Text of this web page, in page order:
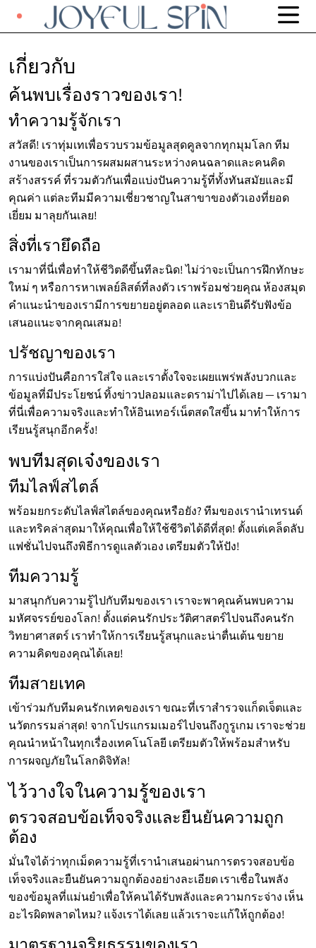
เกี่ยวกับ
ค้นพบเรื่องราวของเรา!
ทำความรู้จักเรา
สวัสดี! เราทุ่มเทเพื่อรวบรวมข้อมูลสุดคูลจากทุกมุมโลก ทีม
งานของเราเป็นการผสมผสานระหว่างคนฉลาดและคนคิด
สร้างสรรค์ ที่รวมตัวกันเพื่อแบ่งปันความรู้ที่ทั้งทันสมัยและมี
คุณค่า แต่ละทีมมีความเชี่ยวชาญในสาขาของตัวเองที่ยอด
เยี่ยม มาลุยกันเลย!
สิ่งที่เรายึดถือ
เรามาที่นี่เพื่อทำให้ชีวิตดีขึ้นทีละนิด! ไม่ว่าจะเป็นการฝึกทักษะ
ใหม่ ๆ หรือการหาเพลย์ลิสต์ที่ลงตัว เราพร้อมช่วยคุณ ห้องสมุด
คำแนะนำของเรามีการขยายอยู่ตลอด และเรายินดีรับฟังข้อ
เสนอแนะจากคุณเสมอ!
ปรัชญาของเรา
การแบ่งปันคือการใส่ใจ และเราตั้งใจจะเผยแพร่พลังบวกและ
ข้อมูลที่มีประโยชน์ ทิ้งข่าวปลอมและดราม่าไปได้เลย — เรามา
ที่นี่เพื่อความจริงและทำให้อินเทอร์เน็ตสดใสขึ้น มาทำให้การ
เรียนรู้สนุกอีกครั้ง!
พบทีมสุดเจ๋งของเรา
ทีมไลฟ์สไตล์
พร้อมยกระดับไลฟ์สไตล์ของคุณหรือยัง? ทีมของเรานำเทรนด์
และทริคล่าสุดมาให้คุณเพื่อให้ใช้ชีวิตได้ดีที่สุด! ตั้งแต่เคล็ดลับ
แฟชั่นไปจนถึงพิธีการดูแลตัวเอง เตรียมตัวให้ปัง!
ทีมความรู้
มาสนุกกับความรู้ไปกับทีมของเรา เราจะพาคุณค้นพบความ
มหัศจรรย์ของโลก! ตั้งแต่คนรักประวัติศาสตร์ไปจนถึงคนรัก
วิทยาศาสตร์ เราทำให้การเรียนรู้สนุกและน่าตื่นเต้น ขยาย
ความคิดของคุณได้เลย!
ทีมสายเทค
เข้าร่วมกับทีมคนรักเทคของเรา ขณะที่เราสำรวจแก็ดเจ็ตและ
นวัตกรรมล่าสุด! จากโปรแกรมเมอร์ไปจนถึงกูรูเกม เราจะช่วย
คุณนำหน้าในทุกเรื่องเทคโนโลยี เตรียมตัวให้พร้อมสำหรับ
การผจญภัยในโลกดิจิทัล!
ไว้วางใจในความรู้ของเรา
ตรวจสอบข้อเท็จจริงและยืนยันความถูก
ต้อง
มั่นใจได้ว่าทุกเม็ดความรู้ที่เรานำเสนอผ่านการตรวจสอบข้อ
เท็จจริงและยืนยันความถูกต้องอย่างละเอียด เราเชื่อในพลัง
ของข้อมูลที่แม่นยำเพื่อให้คนได้รับพลังและความกระจ่าง เห็น
อะไรผิดพลาดไหม? แจ้งเราได้เลย แล้วเราจะแก้ให้ถูกต้อง!